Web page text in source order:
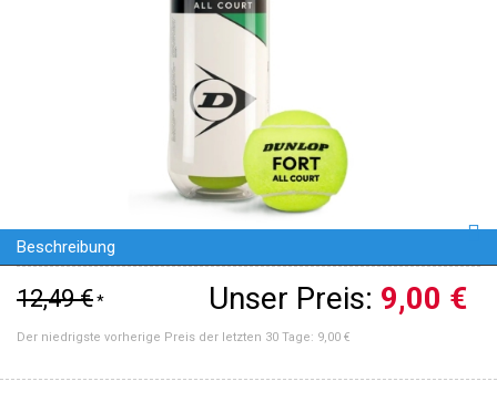
Beschreibung
12,49 €* Unser Preis: 9,00 €
Der niedrigste vorherige Preis der letzten 30 Tage: 9,00 €